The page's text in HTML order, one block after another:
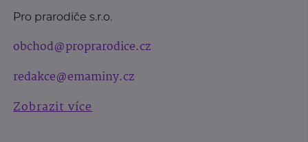
Pro prarodiče s.r.o.
obchod@proprarodice.cz
redakce@emaminy.cz
Zobrazit více